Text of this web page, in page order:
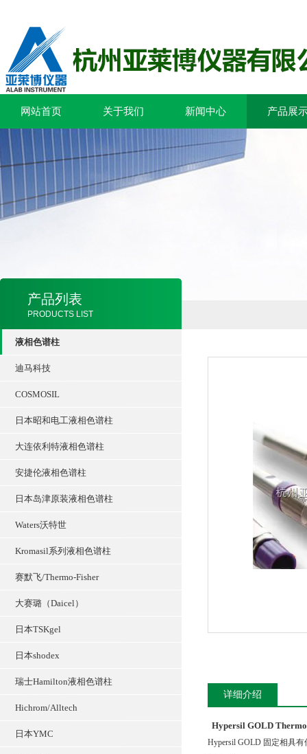
网站首页 关于我们 新闻中心 产品展
产品列表
PRODUCTS LIST
液相色谱柱
迪马科技
COSMOSIL
日本昭和电工液相色谱柱
大连依利特液相色谱柱
安捷伦液相色谱柱
日本岛津原装液相色谱柱
Waters沃特世
Kromasil系列液相色谱柱
赛默飞/Thermo-Fisher
大赛璐（Daicel）
日本TSKgel
日本shodex
瑞士Hamilton液相色谱柱
Hichrom/Alltech
日本YMC
详细介绍
Hypersil GOLD
Hypersil GOLD 固定相具有